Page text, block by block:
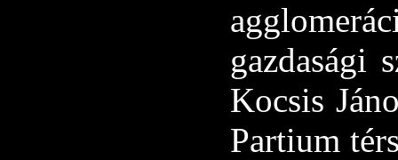
gazdasági
Kocsis
Partium